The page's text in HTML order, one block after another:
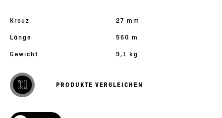
Kreuz
27 mm
Länge
560 m
Gewicht
9,1 kg
PRODUKTE VERGLEICHEN